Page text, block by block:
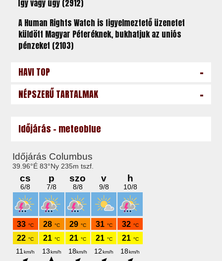
Így vagy úgy (2912)
A Human Rights Watch is figyelmeztető üzenetet
küldött Magyar Péteréknek, bukhatjuk az uniós
pénzeket (2103)
HAVI TOP -
NÉPSZERŰ TARTALMAK -
Időjárás - meteoblue